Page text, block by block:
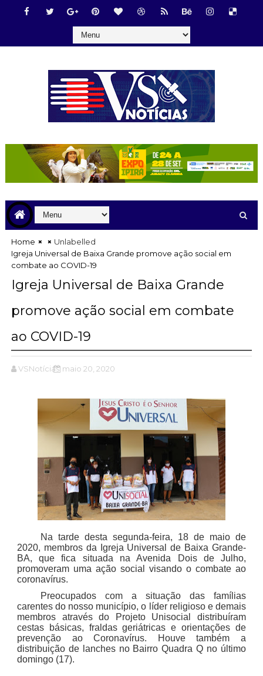
Home
Unlabelled
Igreja Universal de Baixa Grande promove ação social em
combate ao COVID-19
Igreja Universal de Baixa Grande
promove ação social em combate
ao COVID-19
VSNotícias maio 20, 2020
Na tarde desta segunda-feira, 18 de maio de
2020, membros da Igreja Universal de Baixa Grande-
BA, que fica situada na Avenida Dois de Julho,
promoveram uma ação social visando o combate ao
coronavírus.
Preocupados com a situação das famílias
carentes do nosso município, o líder religioso e demais
membros através do Projeto Unisocial distribuíram
cestas básicas, fraldas geriátricas e orientações de
prevenção ao Coronavírus. Houve também a
distribuição de lanches no Bairro Quadra Q no último
domingo (17).